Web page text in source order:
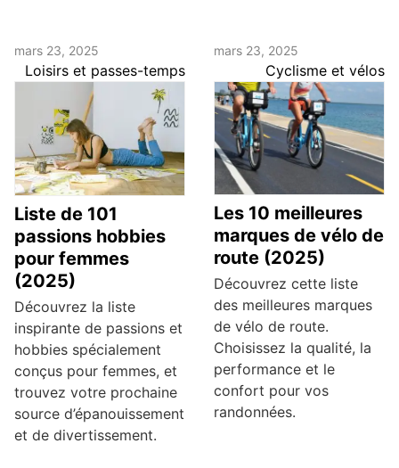
mars 23, 2025
Loisirs et passes-temps
Liste de 101
passions hobbies
pour femmes
(2025)
Découvrez la liste
inspirante de passions et
hobbies spécialement
conçus pour femmes, et
trouvez votre prochaine
source d’épanouissement
et de divertissement.
mars 23, 2025
Cyclisme et vélos
Les 10 meilleures
marques de vélo de
route (2025)
Découvrez cette liste
des meilleures marques
de vélo de route.
Choisissez la qualité, la
performance et le
confort pour vos
randonnées.